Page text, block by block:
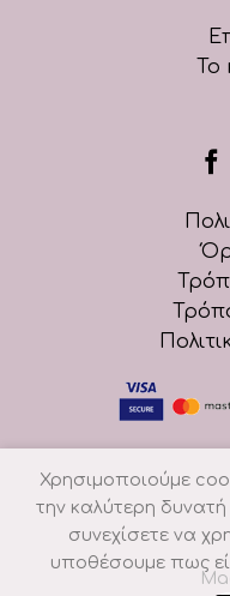
Το
Χρησιμοποιούμε
την καλύτερη
συνεχίσετε να
υποθέσουμε πως